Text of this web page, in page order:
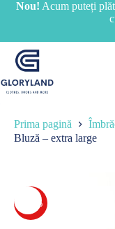
SariNou! Acum puteți
Prima pagină
Bluză – extra large
-12%